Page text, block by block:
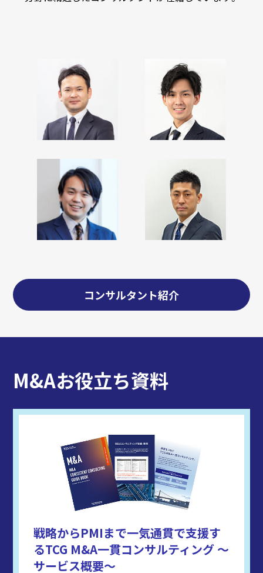
コンサルタント紹介
M&Aお役立ち資料
戦略からPMIまで一気通貫で支援す
るTCG M&A一貫コンサルティング ～
サービス概要～